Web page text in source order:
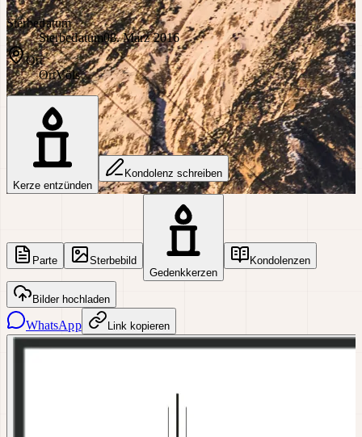
Sterbedatum
Sterbedatum08. März 2016
Ort
OrtVöls
Kerze entzünden
Kondolenz schreiben
Parte
Sterbebild
Gedenkkerzen
Kondolenzen
Bilder hochladen
WhatsApp Link kopieren